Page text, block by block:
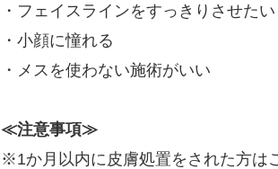
・フェイスラインをすっきりさせたい
・小顔に憧れる
・メスを使わない施術がいい
≪注意事項≫
※1か月以内に皮膚処置をされた方は